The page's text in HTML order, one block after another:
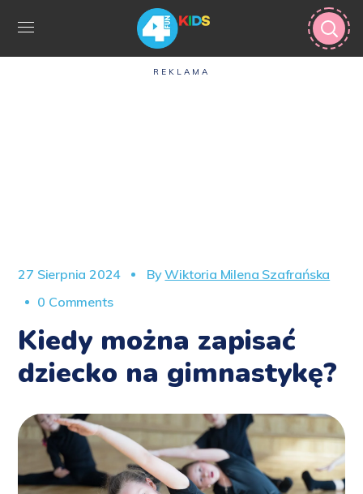
REKLAMA
27 Sierpnia 2024 ByWiktoria Milena Szafrańska
0 Comments
Kiedy można zapisać
dziecko na gimnastykę?